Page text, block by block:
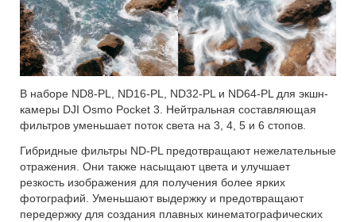
В наборе ND8-PL, ND16-PL, ND32-PL и ND64-PL для экшн-
камеры DJI Osmo Pocket 3. Нейтральная составляющая
фильтров уменьшает поток света на 3, 4, 5 и 6 стопов.
Гибридные фильтры ND-PL предотвращают нежелательные
отражения. Они также насыщают цвета и улучшает
резкость изображения для получения более ярких
фотографий. Уменьшают выдержку и предотвращают
передержку для создания плавных кинематографических